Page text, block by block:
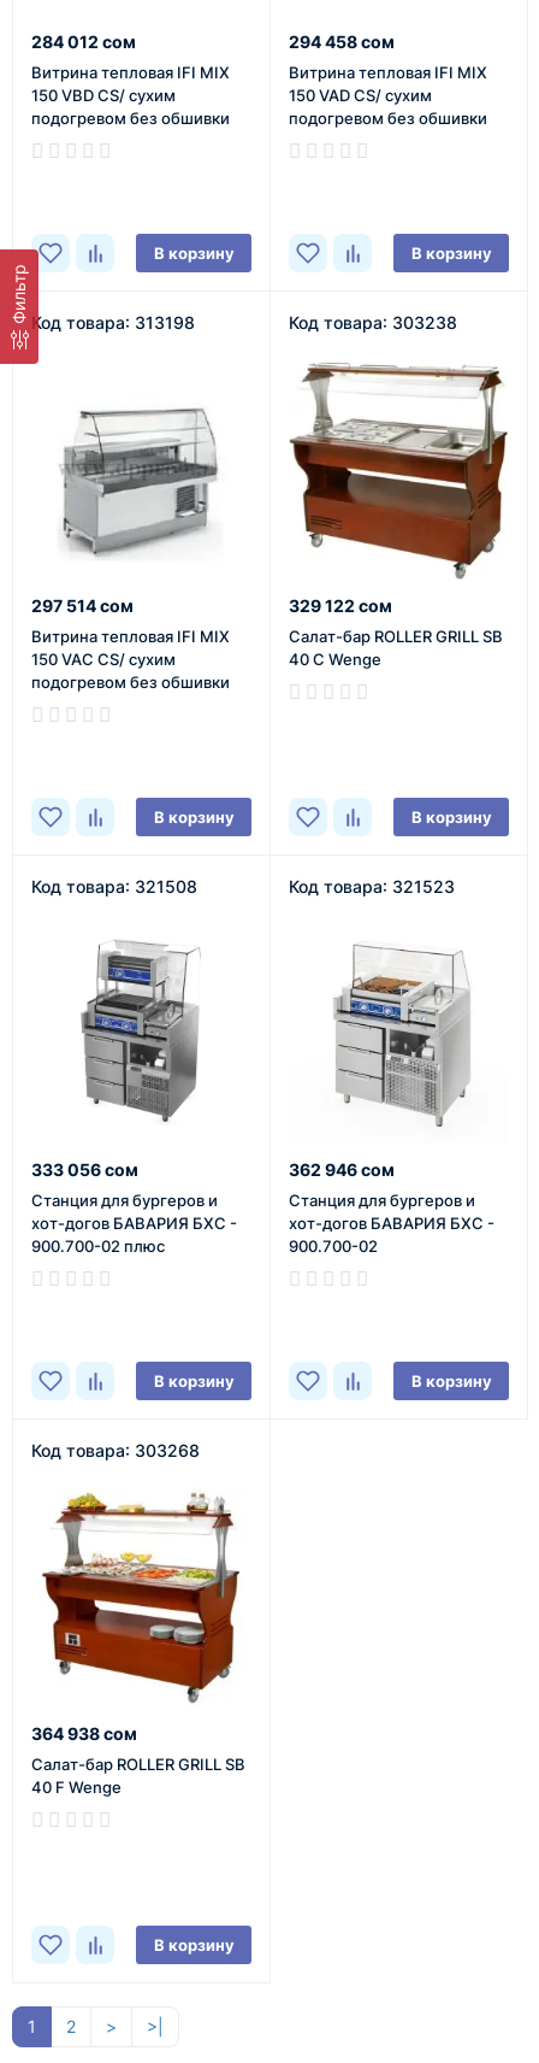
Фильтр
284 012 сом
Витрина тепловая IFI MIX
150 VBD CS/ сухим
подогревом без обшивки
В корзину
294 458 сом
Витрина тепловая IFI MIX
150 VAD CS/ сухим
подогревом без обшивки
В корзину
Код товара: 313198
297 514 сом
Витрина тепловая IFI MIX
150 VAC CS/ сухим
подогревом без обшивки
В корзину
Код товара: 303238
329 122 сом
Салат-бар ROLLER GRILL SB
40 C Wenge
В корзину
Код товара: 321508
333 056 сом
Станция для бургеров и
хот-догов БАВАРИЯ БХС -
900.700-02 плюс
В корзину
Код товара: 321523
362 946 сом
Станция для бургеров и
хот-догов БАВАРИЯ БХС -
900.700-02
В корзину
Код товара: 303268
364 938 сом
Салат-бар ROLLER GRILL SB
40 F Wenge
В корзину
1 2 > >|